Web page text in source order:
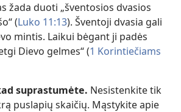
žada duoti „šventosios dvasios
(Luko 11:13). Šventoji dvasia gali
mintis. Laikui bėgant ji padės
Dievo gelmes“ (1 Korintiečiams
suprastumėte. Nesistenkite tik
puslapių skaičių. Mąstykite apie